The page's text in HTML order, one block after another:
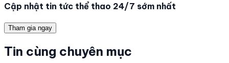
Cập nhật tin tức thể thao 24/7 sớm nhất
Tham gia ngay
Tin cùng chuyên mục